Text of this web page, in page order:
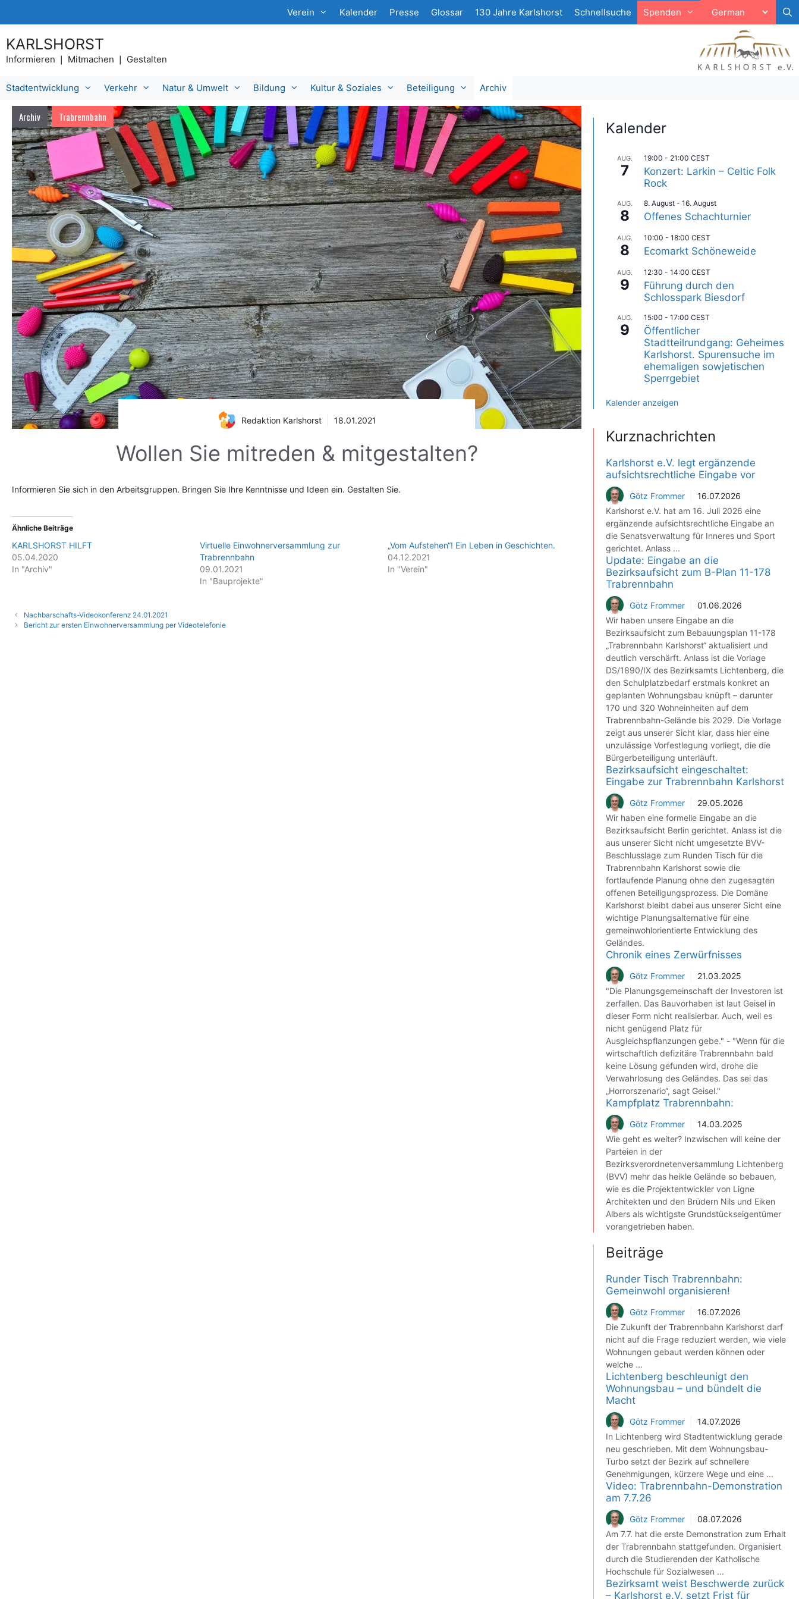
Verein Kalender Presse Glossar 130 Jahre Karlshorst Schnellsuche Spenden
KARLSHORST
Informieren ❘ Mitmachen ❘ Gestalten
Stadtentwicklung Verkehr Natur & Umwelt Bildung Kultur & Soziales Beteiligung Archiv
Archiv Trabrennbahn
Redaktion Karlshorst 18.01.2021
Wollen Sie mitreden & mitgestalten?
Informieren Sie sich in den Arbeitsgruppen. Bringen Sie Ihre Kenntnisse und Ideen ein. Gestalten Sie.
Ähnliche Beiträge
KARLSHORST HILFT
05.04.2020
In "Archiv"
Virtuelle Einwohnerversammlung zur
Trabrennbahn
09.01.2021
In "Bauprojekte"
„Vom Aufstehen“! Ein Leben in Geschichten.
04.12.2021
In "Verein"
Nachbarschafts-Videokonferenz 24.01.2021
Bericht zur ersten Einwohnerversammlung per Videotelefonie
Kalender
AUG.
7
19:00 - 21:00 CEST
Konzert: Larkin – Celtic Folk
Rock
AUG.
8
8. August - 16. August
Offenes Schachturnier
AUG.
8
10:00 - 18:00 CEST
Ecomarkt Schöneweide
AUG.
9
12:30 - 14:00 CEST
Führung durch den
Schlosspark Biesdorf
AUG.
9
15:00 - 17:00 CEST
Öffentlicher
Stadtteilrundgang: Geheimes
Karlshorst. Spurensuche im
ehemaligen sowjetischen
Sperrgebiet
Kalender anzeigen
Kurznachrichten
Karlshorst e.V. legt ergänzende
aufsichtsrechtliche Eingabe vor
Götz Frommer
16.07.2026
Karlshorst e.V. hat am 16. Juli 2026 eine
ergänzende aufsichtsrechtliche Eingabe an
die Senatsverwaltung für Inneres und Sport
gerichtet. Anlass ...
Update: Eingabe an die
Bezirksaufsicht zum B-Plan 11-178
Trabrennbahn
Götz Frommer
01.06.2026
Wir haben unsere Eingabe an die
Bezirksaufsicht zum Bebauungsplan 11-178
„Trabrennbahn Karlshorst“ aktualisiert und
deutlich verschärft. Anlass ist die Vorlage
DS/1890/IX des Bezirksamts Lichtenberg, die
den Schulplatzbedarf erstmals konkret an
geplanten Wohnungsbau knüpft – darunter
170 und 320 Wohneinheiten auf dem
Trabrennbahn-Gelände bis 2029. Die Vorlage
zeigt aus unserer Sicht klar, dass hier eine
unzulässige Vorfestlegung vorliegt, die die
Bürgerbeteiligung unterläuft.
Bezirksaufsicht eingeschaltet:
Eingabe zur Trabrennbahn Karlshorst
Götz Frommer
29.05.2026
Wir haben eine formelle Eingabe an die
Bezirksaufsicht Berlin gerichtet. Anlass ist die
aus unserer Sicht nicht umgesetzte BVV-
Beschlusslage zum Runden Tisch für die
Trabrennbahn Karlshorst sowie die
fortlaufende Planung ohne den zugesagten
offenen Beteiligungsprozess. Die Domäne
Karlshorst bleibt dabei aus unserer Sicht eine
wichtige Planungsalternative für eine
gemeinwohlorientierte Entwicklung des
Geländes.
Chronik eines Zerwürfnisses
Götz Frommer
21.03.2025
"Die Planungsgemeinschaft der Investoren ist
zerfallen. Das Bauvorhaben ist laut Geisel in
dieser Form nicht realisierbar. Auch, weil es
nicht genügend Platz für
Ausgleichspflanzungen gebe." - "Wenn für die
wirtschaftlich defizitäre Trabrennbahn bald
keine Lösung gefunden wird, drohe die
Verwahrlosung des Geländes. Das sei das
„Horrorszenario“, sagt Geisel."
Kampfplatz Trabrennbahn:
Götz Frommer
14.03.2025
Wie geht es weiter? Inzwischen will keine der
Parteien in der
Bezirksverordnetenversammlung Lichtenberg
(BVV) mehr das heikle Gelände so bebauen,
wie es die Projektentwickler von Ligne
Architekten und den Brüdern Nils und Eiken
Albers als wichtigste Grundstückseigentümer
vorangetrieben haben.
Beiträge
Runder Tisch Trabrennbahn:
Gemeinwohl organisieren!
Götz Frommer
16.07.2026
Die Zukunft der Trabrennbahn Karlshorst darf
nicht auf die Frage reduziert werden, wie viele
Wohnungen gebaut werden können oder
welche ...
Lichtenberg beschleunigt den
Wohnungsbau – und bündelt die
Macht
Götz Frommer
14.07.2026
In Lichtenberg wird Stadtentwicklung gerade
neu geschrieben. Mit dem Wohnungsbau-
Turbo setzt der Bezirk auf schnellere
Genehmigungen, kürzere Wege und eine ...
Video: Trabrennbahn-Demonstration
am 7.7.26
Götz Frommer
08.07.2026
Am 7.7. hat die erste Demonstration zum Erhalt
der Trabrennbahn stattgefunden. Organisiert
durch die Studierenden der Katholische
Hochschule für Sozialwesen ...
Bezirksamt weist Beschwerde zurück
– Karlshorst e.V. setzt Frist für